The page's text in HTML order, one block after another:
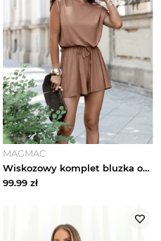
MAGMAC
Wiskozowy komplet bluzka oversize i spodenki SITA - cappuccino magmac
99.99 zł